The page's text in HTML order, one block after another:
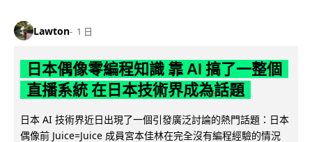
Lawton 1 日
日本偶像零編程知識 靠 AI 搞了一整個
直播系統 在日本技術界成為話題
日本 AI 技術界近日出現了一個引發廣泛討論的熱門話題：日本
偶像前 Juice=Juice 成員宮本佳林在完全沒有編程經驗的情況